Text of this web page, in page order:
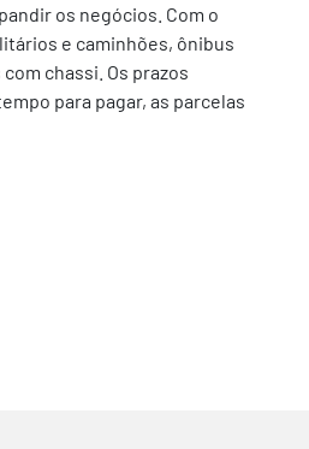
os negócios. Com o
e caminhões, ônibus
chassi. Os prazos
para pagar, as parcelas